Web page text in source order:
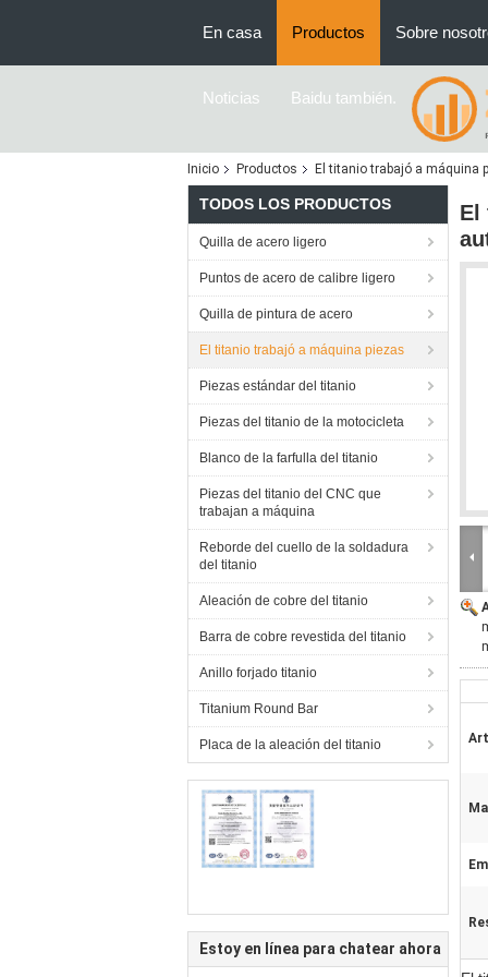
En casa Productos Sobre
Noticias Baidu también.
Inicio Productos El titanio trabajó a máquina
TODOS LOS PRODUCTOS
Quilla de acero ligero
Puntos de acero de calibre ligero
Quilla de pintura de acero
El titanio trabajó a máquina piezas
Piezas estándar del titanio
Piezas del titanio de la motocicleta
Blanco de la farfulla del titanio
Piezas del titanio del CNC que
trabajan a máquina
Reborde del cuello de la soldadura
del titanio
Aleación de cobre del titanio
Barra de cobre revestida del titanio
Anillo forjado titanio
Titanium Round Bar
Placa de la aleación del titanio
Estoy en línea para chatear ahora
El